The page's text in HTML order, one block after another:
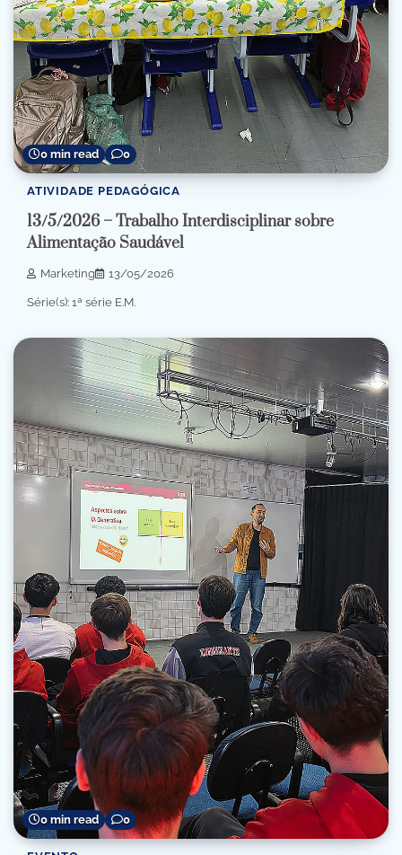
0 min read 0
ATIVIDADE PEDAGÓGICA
13/5/2026 – Trabalho Interdisciplinar sobre
Alimentação Saudável
Marketing 13/05/2026
Série(s): 1ª série E.M.
0 min read 0